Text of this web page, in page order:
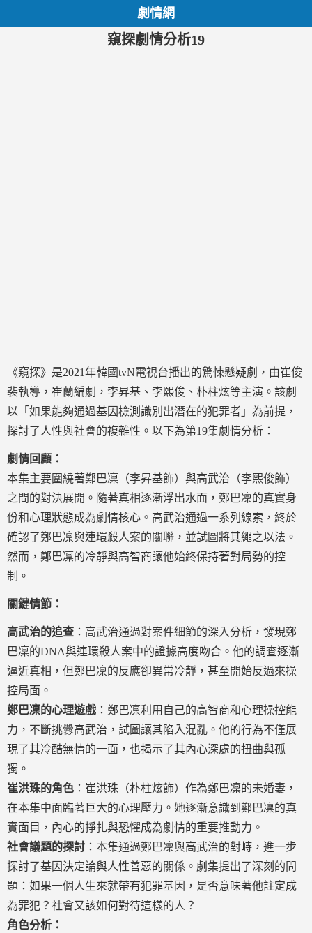
劇情網
窺探劇情分析19
《窺探》是2021年韓國tvN電視台播出的驚悚懸疑劇，由崔俊
裴執導，崔蘭編劇，李昇基、李熙俊、朴柱炫等主演。該劇
以「如果能夠通過基因檢測識別出潛在的犯罪者」為前提，
探討了人性與社會的複雜性。以下為第19集劇情分析：
劇情回顧：
本集主要圍繞著鄭巴凜（李昇基飾）與高武治（李熙俊飾）
之間的對決展開。隨著真相逐漸浮出水面，鄭巴凜的真實身
份和心理狀態成為劇情核心。高武治通過一系列線索，終於
確認了鄭巴凜與連環殺人案的關聯，並試圖將其繩之以法。
然而，鄭巴凜的冷靜與高智商讓他始終保持著對局勢的控
制。
關鍵情節：
高武治的追查 ：高武治通過對案件細節的深入分析，發現鄭
巴凜的DNA與連環殺人案中的證據高度吻合。他的調查逐漸
逼近真相，但鄭巴凜的反應卻異常冷靜，甚至開始反過來操
控局面。
鄭巴凜的心理遊戲 ：鄭巴凜利用自己的高智商和心理操控能
力，不斷挑釁高武治，試圖讓其陷入混亂。他的行為不僅展
現了其冷酷無情的一面，也揭示了其內心深處的扭曲與孤
獨。
崔洪珠的角色 ：崔洪珠（朴柱炫飾）作為鄭巴凜的未婚妻，
在本集中面臨著巨大的心理壓力。她逐漸意識到鄭巴凜的真
實面目，內心的掙扎與恐懼成為劇情的重要推動力。
社會議題的探討 ：本集通過鄭巴凜與高武治的對峙，進一步
探討了基因決定論與人性善惡的關係。劇集提出了深刻的問
題：如果一個人生來就帶有犯罪基因，是否意味著他註定成
為罪犯？社會又該如何對待這樣的人？
角色分析：